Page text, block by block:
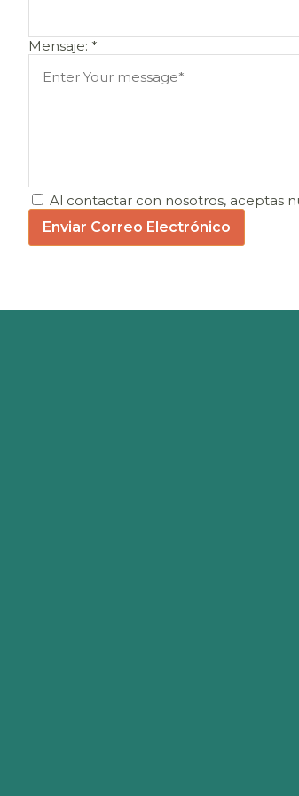
Mensaje: *
Al contactar con nosotros, aceptas
Enviar Correo Electrónico